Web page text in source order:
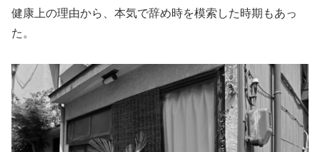
健康上の理由から、本気で辞め時を模索した時期もあっ
た。